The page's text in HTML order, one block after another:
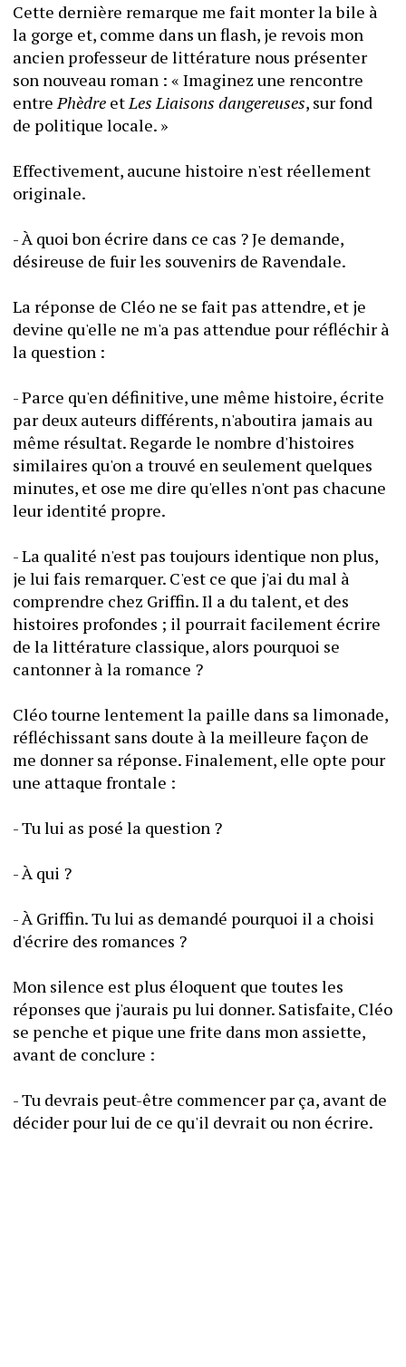
Cette dernière remarque me fait monter la bile à
la gorge et, comme dans un flash, je revois mon
ancien professeur de littérature nous présenter
son nouveau roman : « Imaginez une rencontre
entre Phèdre et Les Liaisons dangereuses, sur fond
de politique locale. »
Effectivement, aucune histoire n'est réellement
originale.
- À quoi bon écrire dans ce cas ? Je demande,
désireuse de fuir les souvenirs de Ravendale.
La réponse de Cléo ne se fait pas attendre, et je
devine qu'elle ne m'a pas attendue pour réfléchir à
la question :
- Parce qu'en définitive, une même histoire, écrite
par deux auteurs différents, n'aboutira jamais au
même résultat. Regarde le nombre d'histoires
similaires qu'on a trouvé en seulement quelques
minutes, et ose me dire qu'elles n'ont pas chacune
leur identité propre.
- La qualité n'est pas toujours identique non plus,
je lui fais remarquer. C'est ce que j'ai du mal à
comprendre chez Griffin. Il a du talent, et des
histoires profondes ; il pourrait facilement écrire
de la littérature classique, alors pourquoi se
cantonner à la romance ?
Cléo tourne lentement la paille dans sa limonade,
réfléchissant sans doute à la meilleure façon de
me donner sa réponse. Finalement, elle opte pour
une attaque frontale :
- Tu lui as posé la question ?
- À qui ?
- À Griffin. Tu lui as demandé pourquoi il a choisi
d'écrire des romances ?
Mon silence est plus éloquent que toutes les
réponses que j'aurais pu lui donner. Satisfaite, Cléo
se penche et pique une frite dans mon assiette,
avant de conclure :
- Tu devrais peut-être commencer par ça, avant de
décider pour lui de ce qu'il devrait ou non écrire.